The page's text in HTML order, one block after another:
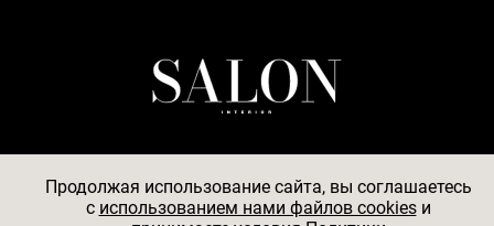
© 2026
Продолжая использование сайта, вы соглашаетесь
c использованием нами файлов cookiesи